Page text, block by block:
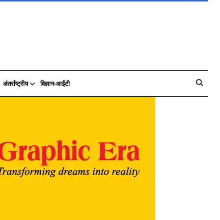
अंतर्राष्ट्रीय विज्ञान-आईटी